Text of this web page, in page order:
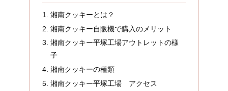
湘南クッキーとは？
湘南クッキー自販機で購入のメリット
湘南クッキー平塚工場アウトレットの様
子
湘南クッキーの種類
湘南クッキー平塚工場 アクセス